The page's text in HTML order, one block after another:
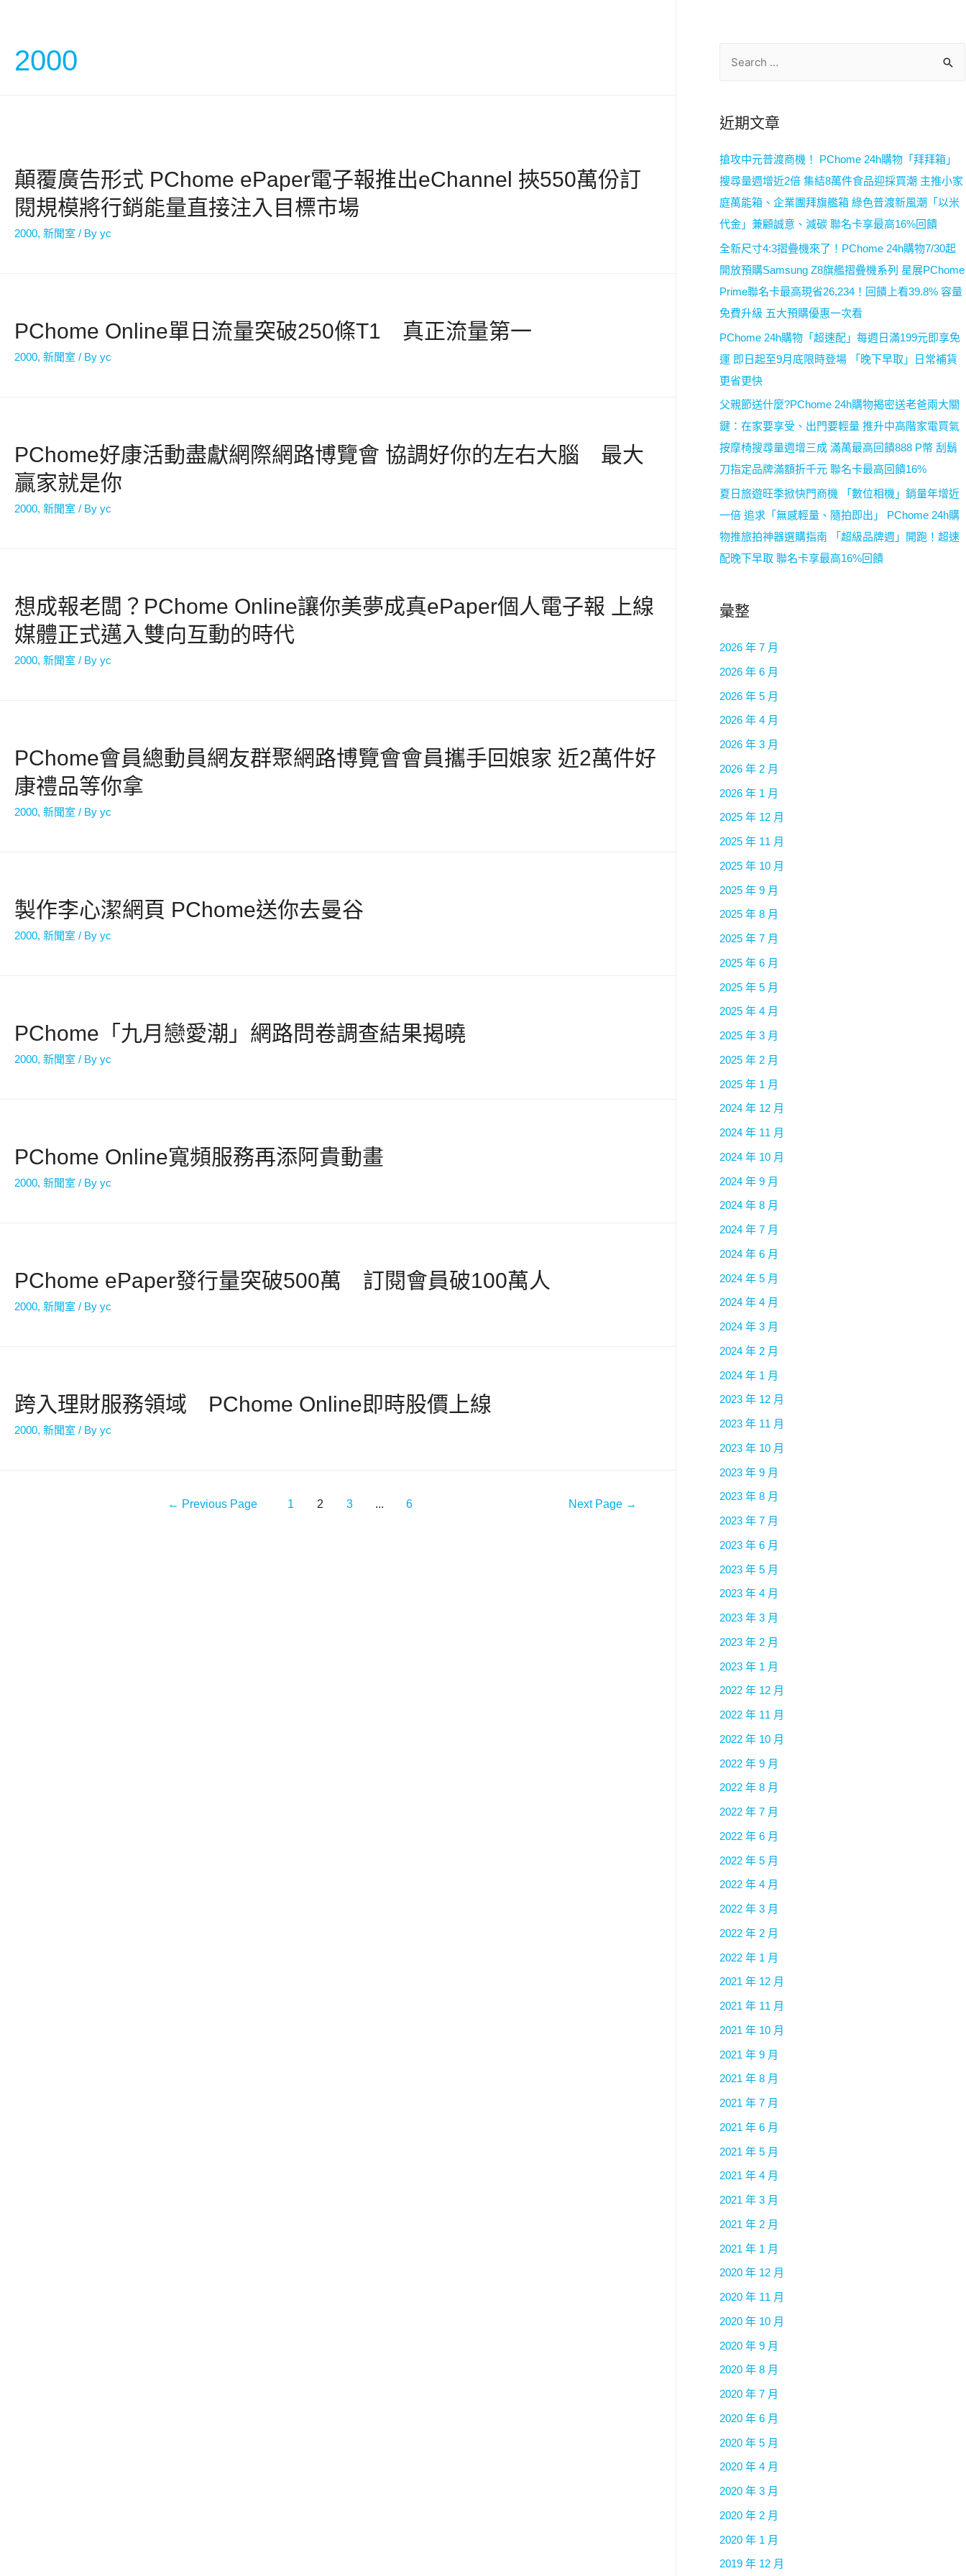
2000
顛覆廣告形式 PChome ePaper電子報推出eChannel 挾550萬份訂
閱規模將行銷能量直接注入目標市場
2000, 新聞室 / By yc
PChome Online單日流量突破250條T1 真正流量第一
2000, 新聞室 / By yc
PChome好康活動盡獻網際網路博覽會 協調好你的左右大腦 最大
贏家就是你
2000, 新聞室 / By yc
想成報老闆？PChome Online讓你美夢成真ePaper個人電子報 上線
媒體正式邁入雙向互動的時代
2000, 新聞室 / By yc
PChome會員總動員網友群聚網路博覽會會員攜手回娘家 近2萬件好
康禮品等你拿
2000, 新聞室 / By yc
製作李心潔網頁 PChome送你去曼谷
2000, 新聞室 / By yc
PChome「九月戀愛潮」網路問卷調查結果揭曉
2000, 新聞室 / By yc
PChome Online寬頻服務再添阿貴動畫
2000, 新聞室 / By yc
PChome ePaper發行量突破500萬 訂閱會員破100萬人
2000, 新聞室 / By yc
跨入理財服務領域 PChome Online即時股價上線
2000, 新聞室 / By yc
← Previous Page 1 2 3 ... 6 Next Page →
近期文章
搶攻中元普渡商機！ PChome 24h購物「拜拜箱」
搜尋量週增近2倍 集結8萬件食品迎採買潮 主推小家
庭萬能箱、企業團拜旗艦箱 綠色普渡新風潮「以米
代金」兼顧誠意、減碳 聯名卡享最高16%回饋
全新尺寸4:3摺疊機來了！PChome 24h購物7/30起
開放預購Samsung Z8旗艦摺疊機系列 星展PChome
Prime聯名卡最高現省26,234！回饋上看39.8% 容量
免費升級 五大預購優惠一次看
PChome 24h購物「超速配」每週日滿199元即享免
運 即日起至9月底限時登場 「晚下早取」日常補貨
更省更快
父親節送什麼?PChome 24h購物揭密送老爸兩大關
鍵：在家要享受、出門要輕量 推升中高階家電買氣
按摩椅搜尋量週增三成 滿萬最高回饋888 P幣 刮鬍
刀指定品牌滿額折千元 聯名卡最高回饋16%
夏日旅遊旺季掀快門商機 「數位相機」銷量年增近
一倍 追求「無感輕量、隨拍即出」 PChome 24h購
物推旅拍神器選購指南 「超級品牌週」開跑！超速
配晚下早取 聯名卡享最高16%回饋
彙整
2026 年 7 月
2026 年 6 月
2026 年 5 月
2026 年 4 月
2026 年 3 月
2026 年 2 月
2026 年 1 月
2025 年 12 月
2025 年 11 月
2025 年 10 月
2025 年 9 月
2025 年 8 月
2025 年 7 月
2025 年 6 月
2025 年 5 月
2025 年 4 月
2025 年 3 月
2025 年 2 月
2025 年 1 月
2024 年 12 月
2024 年 11 月
2024 年 10 月
2024 年 9 月
2024 年 8 月
2024 年 7 月
2024 年 6 月
2024 年 5 月
2024 年 4 月
2024 年 3 月
2024 年 2 月
2024 年 1 月
2023 年 12 月
2023 年 11 月
2023 年 10 月
2023 年 9 月
2023 年 8 月
2023 年 7 月
2023 年 6 月
2023 年 5 月
2023 年 4 月
2023 年 3 月
2023 年 2 月
2023 年 1 月
2022 年 12 月
2022 年 11 月
2022 年 10 月
2022 年 9 月
2022 年 8 月
2022 年 7 月
2022 年 6 月
2022 年 5 月
2022 年 4 月
2022 年 3 月
2022 年 2 月
2022 年 1 月
2021 年 12 月
2021 年 11 月
2021 年 10 月
2021 年 9 月
2021 年 8 月
2021 年 7 月
2021 年 6 月
2021 年 5 月
2021 年 4 月
2021 年 3 月
2021 年 2 月
2021 年 1 月
2020 年 12 月
2020 年 11 月
2020 年 10 月
2020 年 9 月
2020 年 8 月
2020 年 7 月
2020 年 6 月
2020 年 5 月
2020 年 4 月
2020 年 3 月
2020 年 2 月
2020 年 1 月
2019 年 12 月